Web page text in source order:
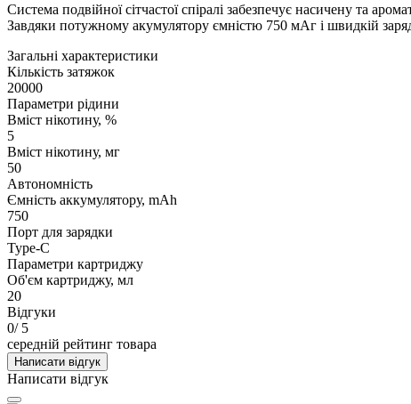
Система подвійної сітчастої спіралі забезпечує насичену та
Завдяки потужному акумулятору ємністю 750 мАг і швидкій
Загальні характеристики
Кількість затяжок
20000
Параметри рідини
Вміст нікотину, %
5
Вміст нікотину, мг
50
Автономність
Ємність аккумулятору, mAh
750
Порт для зарядки
Type-C
Параметри картриджу
Об'єм картриджу, мл
20
Відгуки
0/ 5
середній рейтинг товара
Написати відгук
Написати відгук